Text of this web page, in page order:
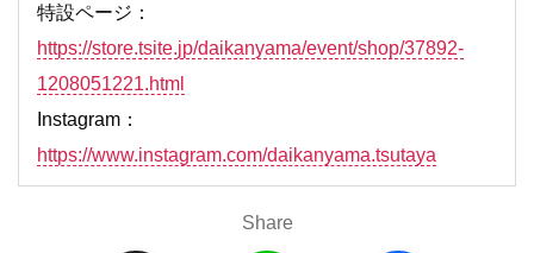
特設ページ：
https://store.tsite.jp/daikanyama/event/shop/37892-
1208051221.html
Instagram：
https://www.instagram.com/daikanyama.tsutaya
Share